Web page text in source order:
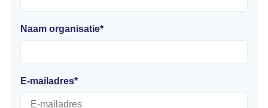
Naam organisatie*
E-mailadres*